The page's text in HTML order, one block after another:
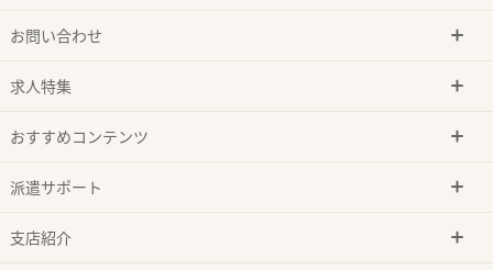
お問い合わせ
求人特集
おすすめコンテンツ
派遣サポート
支店紹介